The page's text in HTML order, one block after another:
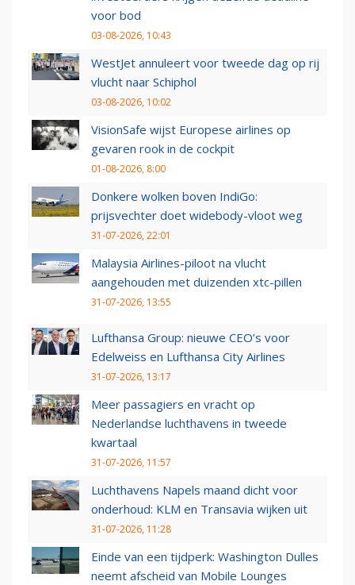
voor bod
03-08-2026, 10:43
WestJet annuleert voor tweede dag op rij
vlucht naar Schiphol
03-08-2026, 10:02
VisionSafe wijst Europese airlines op
gevaren rook in de cockpit
01-08-2026, 8:00
Donkere wolken boven IndiGo:
prijsvechter doet widebody-vloot weg
31-07-2026, 22:01
Malaysia Airlines-piloot na vlucht
aangehouden met duizenden xtc-pillen
31-07-2026, 13:55
Lufthansa Group: nieuwe CEO’s voor
Edelweiss en Lufthansa City Airlines
31-07-2026, 13:17
Meer passagiers en vracht op
Nederlandse luchthavens in tweede
kwartaal
31-07-2026, 11:57
Luchthavens Napels maand dicht voor
onderhoud: KLM en Transavia wijken uit
31-07-2026, 11:28
Einde van een tijdperk: Washington Dulles
neemt afscheid van Mobile Lounges